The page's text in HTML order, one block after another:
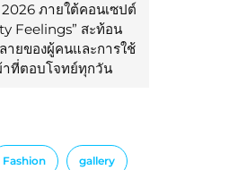
ภายใต้คอนเซปต์
Feelings” สะท้อน
ายของผู้คนและการใช้
าที่ตอบโจทย์ทุกวัน
Fashion gallery